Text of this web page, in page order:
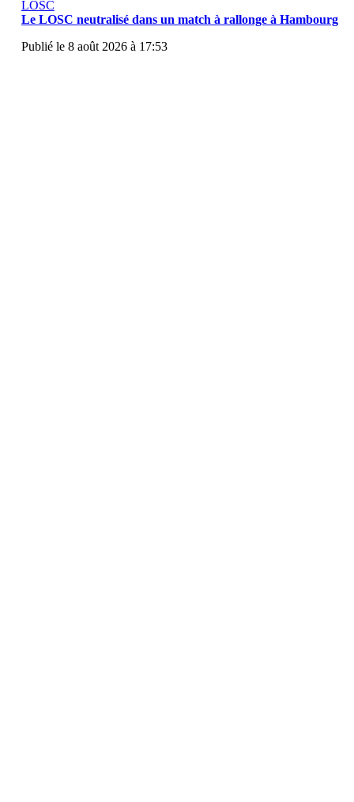
LOSC
Le LOSC neutralisé dans un match à rallonge à Hambourg
Publié le 8 août 2026 à 17:53